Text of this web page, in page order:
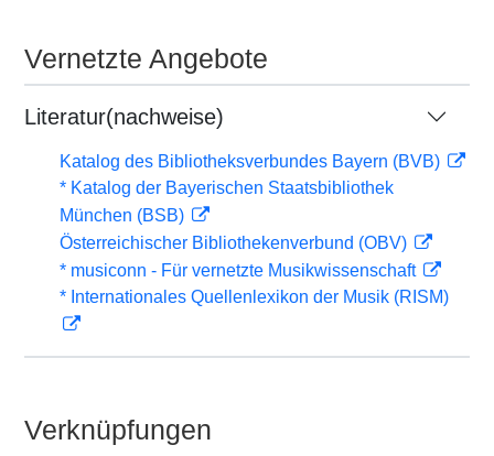
Vernetzte Angebote
Literatur(nachweise)
Katalog des Bibliotheksverbundes Bayern (BVB)
* Katalog der Bayerischen Staatsbibliothek
München (BSB)
Österreichischer Bibliothekenverbund (OBV)
* musiconn - Für vernetzte Musikwissenschaft
* Internationales Quellenlexikon der Musik (RISM)
Verknüpfungen